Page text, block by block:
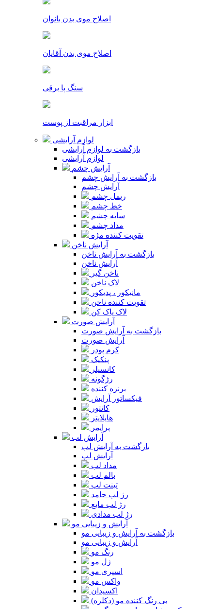
اصلاح موی بدن بانوان
اصلاح موی بدن آقایان
سنگ پا برقی
ابزار مراقبت از پوست
لوازم آرایشی
بازگشت به لوازم آرایشی
لوازم آرایشی
آرایش چشم
بازگشت به آرایش چشم
آرایش چشم
ریمل چشم
خط چشم
سایه چشم
مداد چشم
تقویت کننده مژه
آرایش ناخن
بازگشت به آرایش ناخن
آرایش ناخن
ناخن گیر
لاک ناخن
مانیکور ، پدیکور
تقویت کننده ناخن
لاک پاک کن
آرایش صورت
بازگشت به آرایش صورت
آرایش صورت
کرم پودر
پنکیک
کانسیلر
رژگونه
برنزه کننده
فیکساتور آرایش
کانتور
هایلایتر
پرایمر
آرایش لب
بازگشت به آرایش لب
آرایش لب
مداد لب
بالم لب
تینت لب
رژ لب جامد
رژ لب مایع
رژ لب مدادی
آرایش و زیبایی مو
بازگشت به آرایش و زیبایی مو
آرایش و زیبایی مو
رنگ مو
ژل مو
اسپری مو
واکس مو
اکسیدان
بی رنگ کننده مو (دکلره)